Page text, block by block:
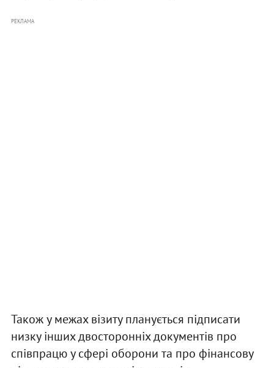
РЕКЛАМА
Також у межах візиту планується підписати
низку інших двосторонніх документів про
співпрацю у сфері оборони та про фінансову